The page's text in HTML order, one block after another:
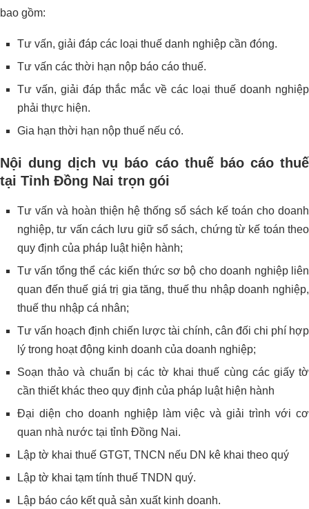
bao gồm:
Tư vấn, giải đáp các loại thuế danh nghiệp cần đóng.
Tư vấn các thời hạn nộp báo cáo thuế.
Tư vấn, giải đáp thắc mắc về các loại thuế doanh nghiệp
phải thực hiện.
Gia hạn thời hạn nộp thuế nếu có.
Nội dung dịch vụ báo cáo thuế báo cáo thuế
tại Tỉnh Đồng Nai trọn gói
Tư vấn và hoàn thiện hệ thống sổ sách kế toán cho doanh
nghiệp, tư vấn cách lưu giữ sổ sách, chứng từ kế toán theo
quy định của pháp luật hiện hành;
Tư vấn tổng thể các kiến thức sơ bộ cho doanh nghiệp liên
quan đến thuế giá trị gia tăng, thuế thu nhập doanh nghiệp,
thuế thu nhập cá nhân;
Tư vấn hoạch định chiến lược tài chính, cân đối chi phí hợp
lý trong hoạt động kinh doanh của doanh nghiệp;
Soạn thảo và chuẩn bị các tờ khai thuế cùng các giấy tờ
cần thiết khác theo quy định của pháp luật hiện hành
Đại diện cho doanh nghiệp làm việc và giải trình với cơ
quan nhà nước tại tỉnh Đồng Nai.
Lập tờ khai thuế GTGT, TNCN nếu DN kê khai theo quý
Lập tờ khai tạm tính thuế TNDN quý.
Lập báo cáo kết quả sản xuất kinh doanh.